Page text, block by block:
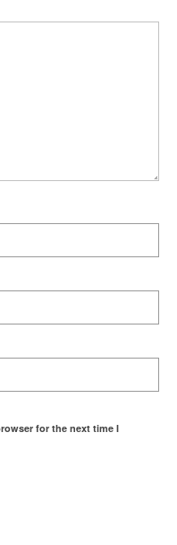
for the next time I